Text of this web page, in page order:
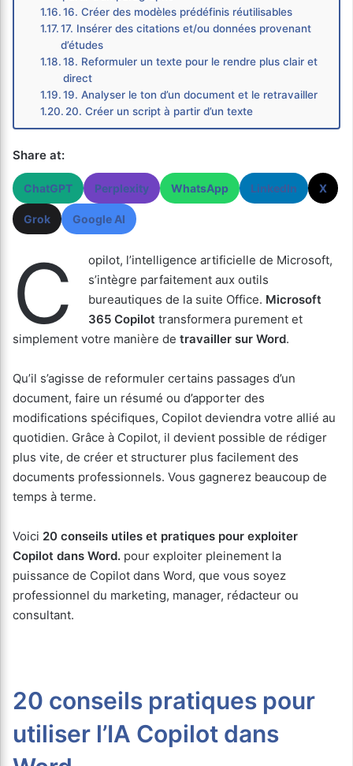
16. Créer des modèles prédéfinis réutilisables
17. Insérer des citations et/ou données provenant
d’études
18. Reformuler un texte pour le rendre plus clair et
direct
19. Analyser le ton d’un document et le retravailler
20. Créer un script à partir d’un texte
Share at:
ChatGPT Perplexity WhatsApp LinkedIn X
Grok Google AI
C
opilot, l’intelligence artificielle de Microsoft,
s’intègre parfaitement aux outils
bureautiques de la suite Office. Microsoft
365 Copilot transformera purement et
simplement votre manière de travailler sur Word.
Qu’il s’agisse de reformuler certains passages d’un
document, faire un résumé ou d’apporter des
modifications spécifiques, Copilot deviendra votre allié au
quotidien. Grâce à Copilot, il devient possible de rédiger
plus vite, de créer et structurer plus facilement des
documents professionnels. Vous gagnerez beaucoup de
temps à terme.
Voici 20 conseils utiles et pratiques pour exploiter
Copilot dans Word. pour exploiter pleinement la
puissance de Copilot dans Word, que vous soyez
professionnel du marketing, manager, rédacteur ou
consultant.
20 conseils pratiques pour
utiliser l’IA Copilot dans